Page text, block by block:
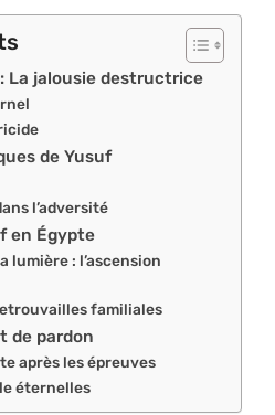
La jalousie destructrice
de Yusuf
l’adversité
en Égypte
lumière : l’ascension
familiales
de pardon
après les épreuves
éternelles